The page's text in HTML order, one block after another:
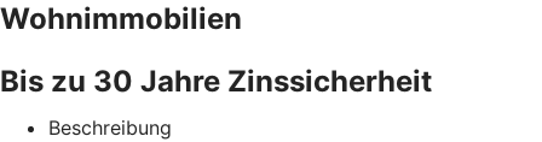
Wohnimmobilien
Bis zu 30 Jahre Zinssicherheit
Beschreibung